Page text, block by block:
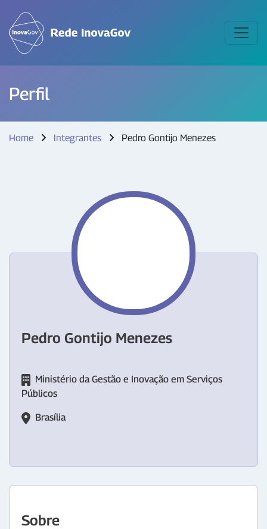
Perfil
Home Integrantes Pedro Gontijo Menezes
Pedro Gontijo Menezes
Ministério da Gestão e Inovação em Serviços
Públicos
Brasília
Sobre